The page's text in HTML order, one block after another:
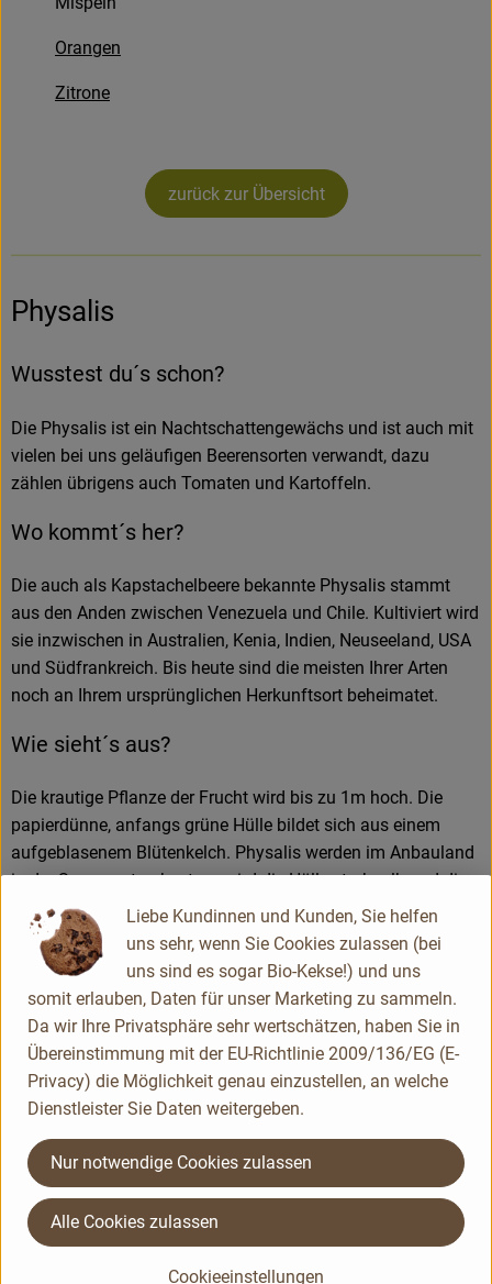
Rezepte
Orangen
Zitrone
zurück zur Übersicht
Physalis
Wusstest du´s schon?
Die Physalis ist ein Nachtschattengewächs und ist auch mit
vielen bei uns geläufigen Beerensorten verwandt, dazu
zählen übrigens auch Tomaten und Kartoffeln.
Wo kommt´s her?
Die auch als Kapstachelbeere bekannte Physalis stammt
aus den Anden zwischen Venezuela und Chile. Kultiviert wird
sie inzwischen in Australien, Kenia, Indien, Neuseeland, USA
und Südfrankreich. Bis heute sind die meisten Ihrer Arten
noch an Ihrem ursprünglichen Herkunftsort beheimatet.
Wie sieht´s aus?
Die krautige Pflanze der Frucht wird bis zu 1m hoch. Die
papierdünne, anfangs grüne Hülle bildet sich aus einem
aufgeblasenem Blütenkelch. Physalis werden im Anbauland
in der Sonne getrocknet, so wird die Hülle strohgelb und die
Früchte transportfähig.
Wie verwende ich´s?
Die "Trockenblume" entfaltet einen parfümierten Duft und
einen leicht säuerlichen Geschmack, hat aber zugleich ein
fruchtiges Kirscharoma. Die Früchte können mitsamt den
kleinen Kernen gegessen werden.
Was ist drin?
Sie sind reich an Provitamin A, B und C. In Afrika werden die
gekochten Blätter der Pflanze als Gemüse gegessen und als
Pflaster für entzündete Wunden verwendet.
Liebe Kundinnen und Kunden, Sie helfen
uns sehr, wenn Sie Cookies zulassen (bei
uns sind es sogar Bio-Kekse!) und uns
somit erlauben, Daten für unser Marketing zu sammeln.
Da wir Ihre Privatsphäre sehr wertschätzen, haben Sie in
Übereinstimmung mit der EU-Richtlinie 2009/136/EG (E-
Privacy) die Möglichkeit genau einzustellen, an welche
Dienstleister Sie Daten weitergeben.
Cookieeinstellungen
Nur notwendige Cookies zulassen
Alle Cookies zulassen